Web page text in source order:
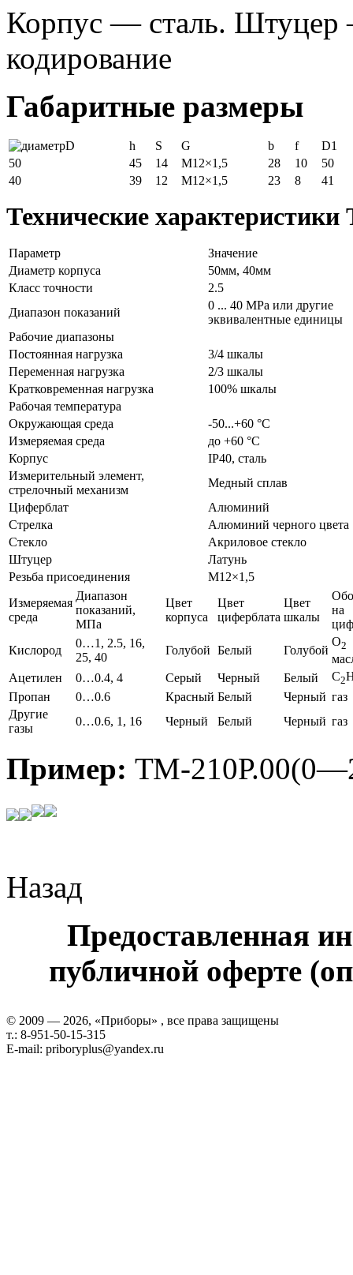
Корпус — сталь. Штуцер
кодирование
Габаритные размеры
D h S G b f
D1
50
45 14 М12×1,5 28 10
50
40
39 12 М12×1,5 23 8 41
Технические
Параметр
Значение
Диаметр корпуса
50мм, 40мм
Класс точноcти
2.5
Диапазон показаний
0 ... 40 MPa или другие
эквивалентные единицы
Рабочие диапазоны
Постоянная нагрузка
3/4 шкалы
Переменная нагрузка
2/3 шкалы
Кратковременная нагрузка
100% шкалы
Рабочая температура
Окружающая среда
-50...+60 °С
Измеряемая среда
до +60 °С
Корпус
IP40, сталь
Измерительный элемент,
стрелочный механизм
Медный сплав
Циферблат
Алюминий
Стрелка
Алюминий черного цвета
Стекло
Акриловое стекло
Штуцер
Латунь
Резьба присоединения
М12×1,5
Измеряемая
среда
Диапазон
показаний,
МПа
Цвет
корпуса
Цвет
циферблата
Цвет
шкалы
на
Кислород
0…1, 2.5, 16,
25, 40
Голубой Белый Голубой
O2
Ацетилен
0…0.4, 4 Серый Черный Белый C2
Пропан
0…0.6 Красный Белый Черный газ
Другие
газы
0…0.6, 1, 16 Черный Белый Черный газ
Пример: ТМ-
Назад
Предоставленная
публичной оферте
© 2009 — 2026, «Приборы» , все права защищены
т.: 8-951-50-15-315
E-mail: priboryplus@yandex.ru